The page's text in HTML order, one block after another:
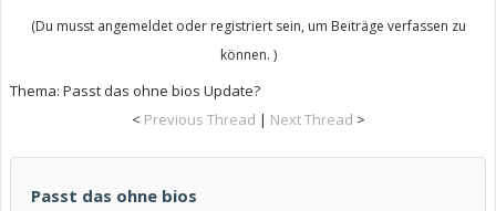
(Du musst angemeldet oder registriert sein, um Beiträge verfassen zu
können. )
Thema: Passt das ohne bios Update?
< Previous Thread | Next Thread >
Passt das ohne bios